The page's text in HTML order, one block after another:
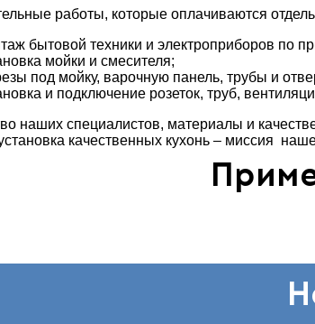
работы, которые оплачиваются
бытовой техники и электроприборов по
мойки и смесителя;
под мойку, варочную панель, трубы и
и подключение розеток, труб,
наших специалистов, материалы и
качественных кухонь – миссия